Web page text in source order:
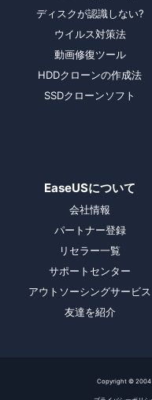
ディスクが認識しない?
ウイルス対策法
動画修復ツール
HDDクローンの作成法
SSDクローンソフト
EaseUSについて
会社情報
パートナー登録
リセラー一覧
サポートセンター
アウトソーシングサービス
友達を紹介
Copyright ©